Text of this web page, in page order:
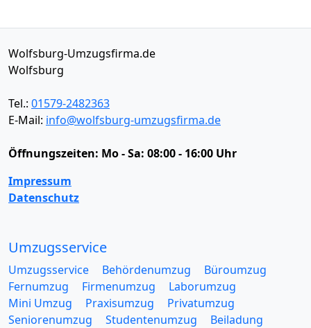
Wolfsburg-Umzugsfirma.de
Wolfsburg
Tel.: 01579-2482363
E-Mail: info@wolfsburg-umzugsfirma.de
Öffnungszeiten: Mo - Sa: 08:00 - 16:00 Uhr
Impressum
Datenschutz
Umzugsservice
Umzugsservice Behördenumzug
Büroumzug
Fernumzug
Firmenumzug
Laborumzug
Mini Umzug
Praxisumzug
Privatumzug
Seniorenumzug
Studentenumzug
Beiladung